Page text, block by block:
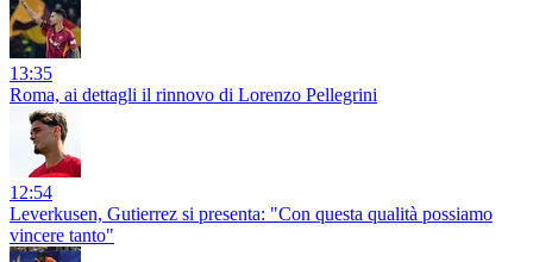
13:35
Roma, ai dettagli il rinnovo di Lorenzo Pellegrini
12:54
Leverkusen, Gutierrez si presenta: "Con questa qualità possiamo
vincere tanto"